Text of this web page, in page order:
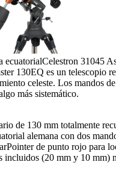
ecuatorialCelestron 31045
130EQ es un telescopio
celeste. Los mandos
más sistemático.
de 130 mm totalmente
alemana con dos
de punto rojo para
incluidos (20 mm y 10 mm)